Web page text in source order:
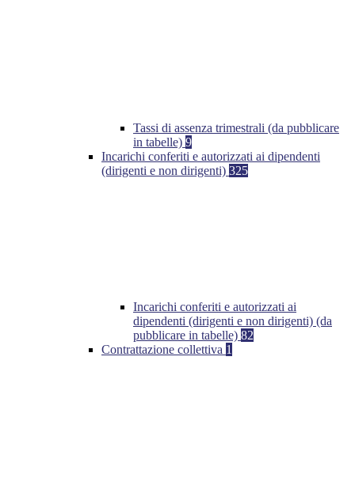
Tassi di assenza trimestrali (da pubblicare
in tabelle) 9
Incarichi conferiti e autorizzati ai dipendenti
(dirigenti e non dirigenti) 325
Incarichi conferiti e autorizzati ai
dipendenti (dirigenti e non dirigenti) (da
pubblicare in tabelle) 82
Contrattazione collettiva 1